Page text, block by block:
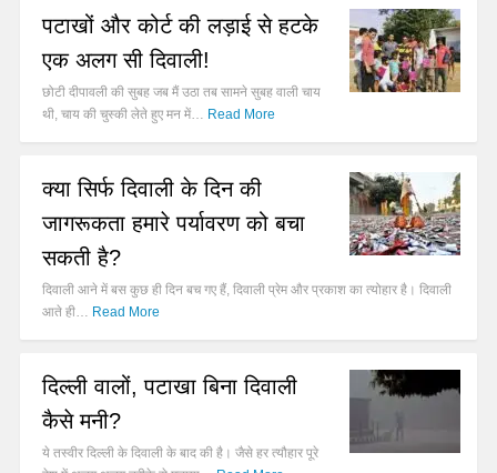
पटाखों और कोर्ट की लड़ाई से हटके
एक अलग सी दिवाली!
छोटी दीपावली की सुबह जब मैं उठा तब सामने सुबह वाली चाय
थी, चाय की चुस्की लेते हुए मन में… Read More
क्या सिर्फ दिवाली के दिन की
जागरूकता हमारे पर्यावरण को बचा
सकती है?
दिवाली आने में बस कुछ ही दिन बच गए हैं, दिवाली प्रेम और प्रकाश का त्योहार है। दिवाली
आते ही… Read More
दिल्ली वालों, पटाखा बिना दिवाली
कैसे मनी?
ये तस्वीर दिल्ली के दिवाली के बाद की है। जैसे हर त्यौहार पूरे